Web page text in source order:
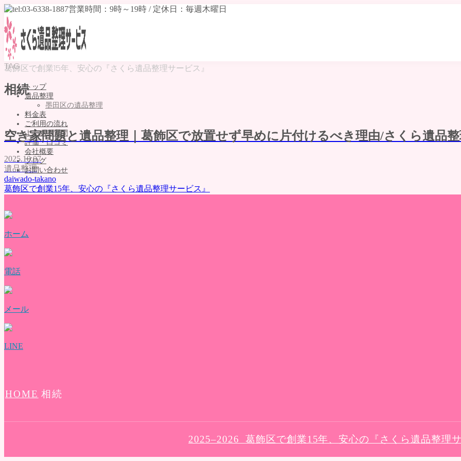
葛飾区で創業15年、安心の『さくら遺品整理サービス』
トップ
遺品整理
墨田区の遺品整理
料金表
ご利用の流れ
よくある質問
評価・口コミ
会社概要
ブログ
お問い合わせ
MENU
料金表
TAG
相続
空き家問題と遺品整理｜葛飾区で放置せず早めに片付けるべき理由/さくら遺品
2025.10.07
遺品整理
daiwado-takano
葛飾区で創業15年、安心の『さくら遺品整理サービス』
ホーム
電話
メール
LINE
HOME 相続
2025–2026 葛飾区で創業15年、安心の『さくら遺品整理サ